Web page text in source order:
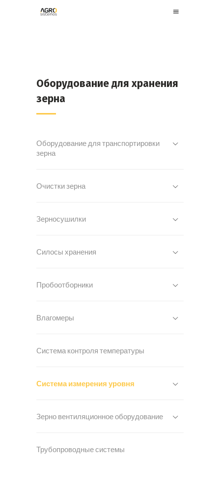
Оборудование для хранения
зерна
Оборудование для транспортировки
зерна
Очистки зерна
Зерносушилки
Силосы хранения
Пробоотборники
Влагомеры
Система контроля температуры
Система измерения уровня
Зерно вентиляционное оборудование
Трубопроводные системы